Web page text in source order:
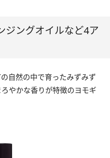
ジングオイルなど4ア
自然の中で育ったみずみず
やかな香りが特徴のヨモギ